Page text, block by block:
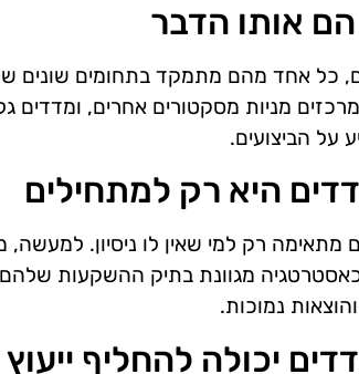
כל אחד מהם מתמקד בתחומים שונים
מניות מסקטורים אחרים, ומדדים
על הביצועים.
רק למי שאין לו ניסיון. למעשה,
מגוונת בתיק ההשקעות שלהם,
נמוכות.